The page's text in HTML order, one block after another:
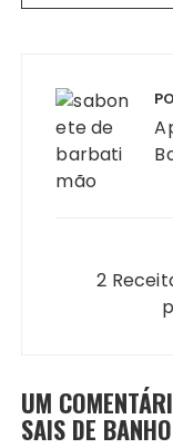
Post
2
UM
SAIS DE